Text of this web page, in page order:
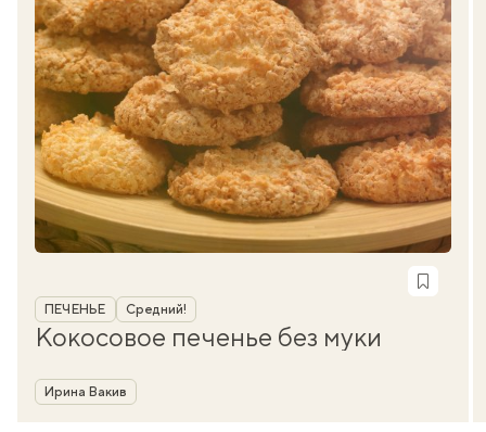
Рубрика
ПЕЧЕНЬЕ Средний!
Кокосовое печенье без муки
Автор
Ирина Вакив